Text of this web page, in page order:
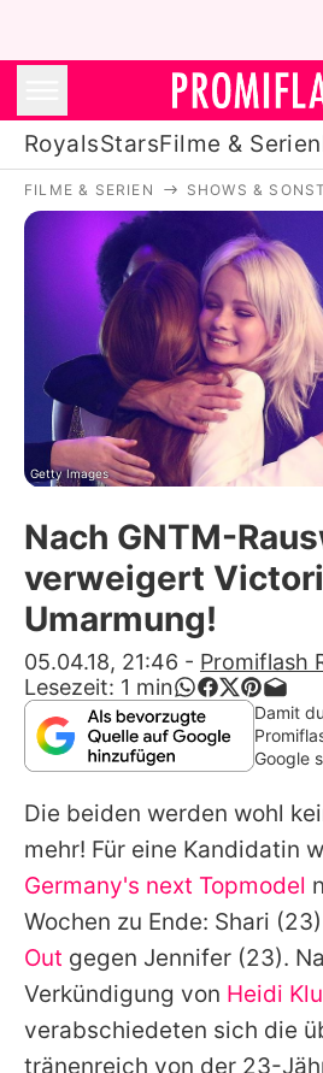
RoyalsStarsFilme & Serien
Royals
Stars
Filme &
Lifestyle
Familie &
Promiflash
Alle Themen auf
App
Team
Redaktionelle
Utiq
FILME & SERIEN SHOWS &
Getty Images
Nach GNTM-
verweigert
Umarmung!
05.04.18, 21:46 - Promiflash
Lesezeit: 1 min
Damit
Google
Die beiden werden wohl
mehr! Für eine Kandidatin
Germany's next Topmodel
Wochen zu Ende: Shari
Out gegen Jennifer (23).
Verkündigung von Heidi
verabschiedeten sich die
tränenreich von der 23-